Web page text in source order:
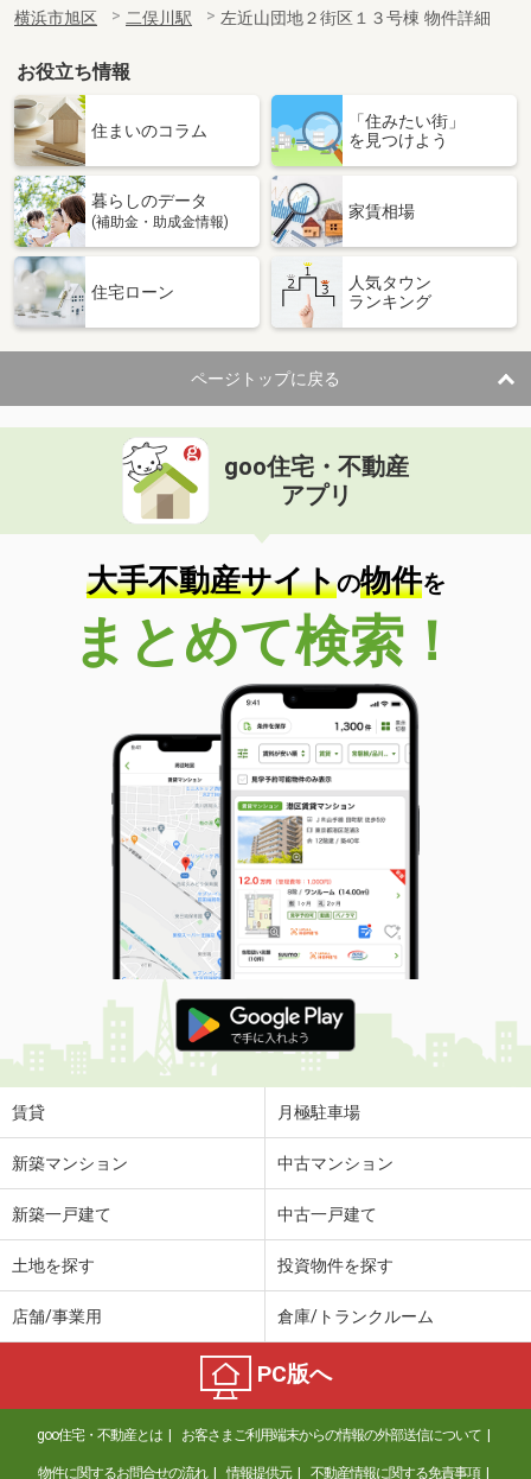
横浜市旭区
二俣川駅 左近山団地２街区１３号棟 物件詳細
お役立ち情報
住まいのコラム
「住みたい街」
を見つけよう
暮らしのデータ
(補助金・助成金情報)
家賃相場
住宅ローン
人気タウン
ランキング
ページトップに戻る
goo住宅・不動産
アプリ
大手不動産サイトの物件を
まとめて検索！
賃貸 月極駐車場
新築マンション 中古マンション
新築一戸建て 中古一戸建て
土地を探す 投資物件を探す
店舗/事業用 倉庫/トランクルーム
PC版へ
goo住宅・不動産とは お客さまご利用端末からの情報の外部送信について
物件に関するお問合せの流れ 情報提供元 不動産情報に関する免責事項